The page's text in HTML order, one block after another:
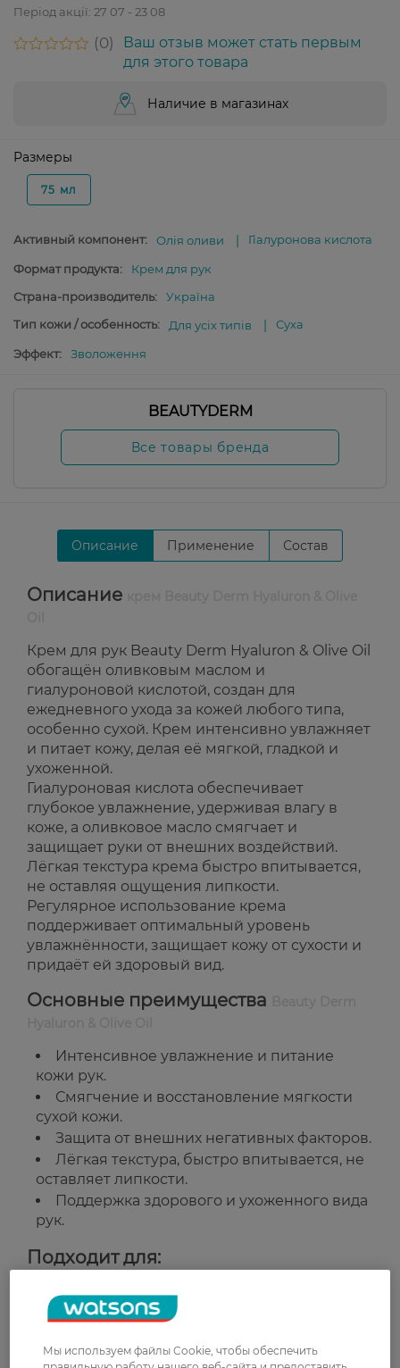
Період акції: 27 07 - 23 08
0
Ваш отзыв может стать первым
для этого товара
Наличие в магазинах
Размеры
75 мл
Активный компонент: Олія оливи Гіалуронова кислота
Формат продукта:
Крем для рук
Страна-производитель:
Україна
Тип кожи / особенность:
Для усіх типів Суха
Эффект: Зволоження
BEAUTYDERM
Все товары бренда
Описание Применение Состав
Описание
Крем для рук Beauty Derm Hyaluron & Olive Oil
обогащён оливковым маслом и
гиалуроновой кислотой, создан для
ежедневного ухода за кожей любого типа,
особенно сухой. Крем интенсивно увлажняет
и питает кожу, делая её мягкой, гладкой и
ухоженной.
Гиалуроновая кислота обеспечивает
глубокое увлажнение, удерживая влагу в
коже, а оливковое масло смягчает и
защищает руки от внешних воздействий.
Лёгкая текстура крема быстро впитывается,
не оставляя ощущения липкости.
Регулярное использование крема
поддерживает оптимальный уровень
увлажнённости, защищает кожу от сухости и
придаёт ей здоровый вид.
Основные преимущества
Интенсивное увлажнение и питание
кожи рук.
Смягчение и восстановление мягкости
сухой кожи.
Защита от внешних негативных факторов.
Лёгкая текстура, быстро впитывается, не
оставляет липкости.
Поддержка здорового и ухоженного вида
рук.
Подходит для:
Ежедневного использования утром и
вечером.
Мы используем файлы Cookie, чтобы обеспечить